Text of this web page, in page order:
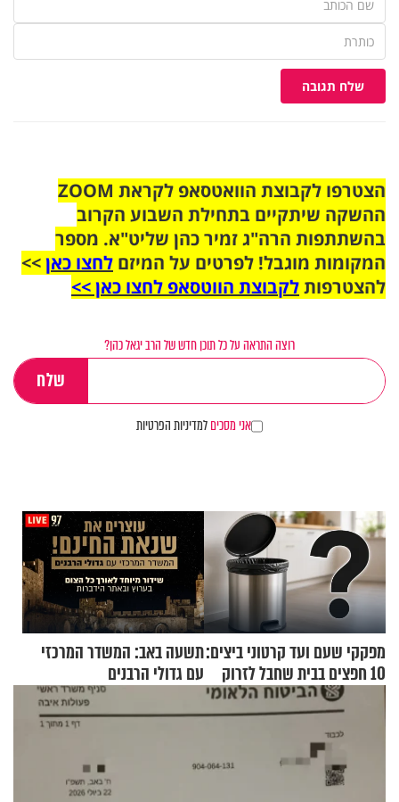
שלח תגובה
הצטרפו לקבוצת הוואטסאפ לקראת ZOOM
ההשקה שיתקיים בתחילת השבוע הקרוב
בהשתתפות הרה"ג זמיר כהן שליט"א. מספר
המקומות מוגבל! לפרטים על המיזם לחצו כאן>>
להצטרפותלקבוצת הווטסאפ לחצו כאן >>
רוצה התראה על כל תוכן חדש של הרב יגאל כהן?
אני מסכיםלמדיניות הפרטיות
מפקקי שעם ועד קרטוני ביצים:
10 חפצים בבית שחבל לזרוק
תשעה באב: המשדר המרכזי
עם גדולי הרבנים